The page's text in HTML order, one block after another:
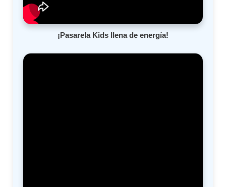
¡Pasarela Kids llena de energía!